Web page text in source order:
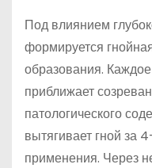
Под влиянием
формируется
образования.
приближает
патологического
вытягивает гной за
применения. Через